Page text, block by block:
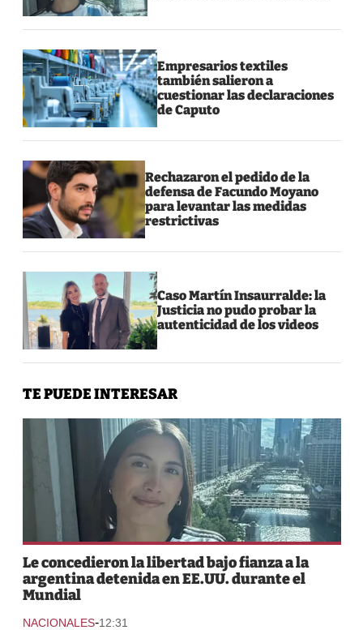
Empresarios textiles
también salieron a
cuestionar las declaraciones
de Caputo
Rechazaron el pedido de la
defensa de Facundo Moyano
para levantar las medidas
restrictivas
Caso Martín Insaurralde: la
Justicia no pudo probar la
autenticidad de los videos
TE PUEDE INTERESAR
Le concedieron la libertad bajo fianza a la
argentina detenida en EE.UU. durante el
Mundial
NACIONALES-12:31